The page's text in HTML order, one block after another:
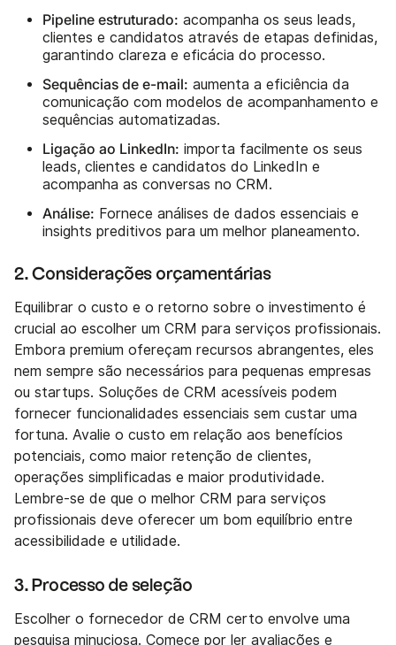
Pipeline estruturado: acompanha os seus leads,
clientes e candidatos através de etapas definidas,
garantindo clareza e eficácia do processo.
Sequências de e-mail: aumenta a eficiência da
comunicação com modelos de acompanhamento e
sequências automatizadas.
Ligação ao LinkedIn: importa facilmente os seus
leads, clientes e candidatos do LinkedIn e
acompanha as conversas no CRM.
Análise: Fornece análises de dados essenciais e
insights preditivos para um melhor planeamento.
2. Considerações orçamentárias
Equilibrar o custo e o retorno sobre o investimento é
crucial ao escolher um CRM para serviços profissionais.
Embora premium ofereçam recursos abrangentes, eles
nem sempre são necessários para pequenas empresas
ou startups. Soluções de CRM acessíveis podem
fornecer funcionalidades essenciais sem custar uma
fortuna. Avalie o custo em relação aos benefícios
potenciais, como maior retenção de clientes,
operações simplificadas e maior produtividade.
Lembre-se de que o melhor CRM para serviços
profissionais deve oferecer um bom equilíbrio entre
acessibilidade e utilidade.
3. Processo de seleção
Escolher o fornecedor de CRM certo envolve uma
pesquisa minuciosa. Comece por ler avaliações e